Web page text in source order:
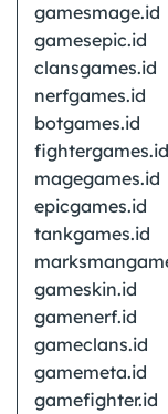
gamesmage.id
gamesepic.id
clansgames.id
nerfgames.id
botgames.id
fightergames.id
magegames.id
epicgames.id
tankgames.id
gameskin.id
gamenerf.id
gameclans.id
gamemeta.id
gamefighter.id